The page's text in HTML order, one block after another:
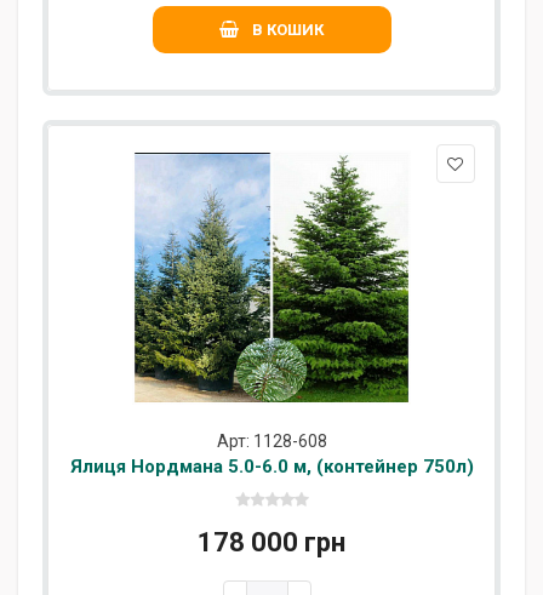
В КОШИК
Арт: 1128-608
Ялиця Нордмана 5.0-6.0 м, (контейнер 750л)
178 000 грн